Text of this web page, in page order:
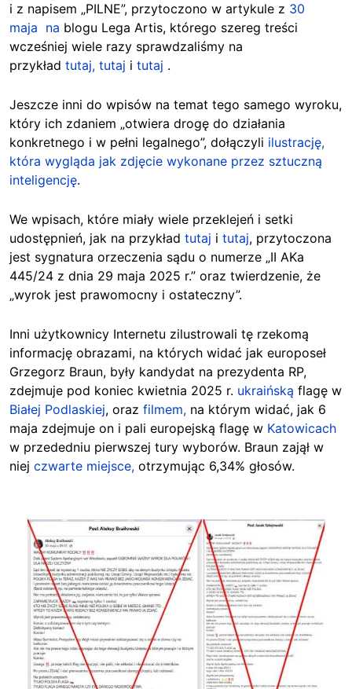
i z napisem „PILNE”, przytoczono w artykule z 30
maja na blogu Lega Artis, którego szereg treści
wcześniej wiele razy sprawdzaliśmy na
przykład tutaj, tutaj i tutaj .
Jeszcze inni do wpisów na temat tego samego wyroku,
który ich zdaniem „otwiera drogę do działania
konkretnego i w pełni legalnego”, dołączyli ilustrację,
która wygląda jak zdjęcie wykonane przez sztuczną
inteligencję.
We wpisach, które miały wiele przeklejeń i setki
udostępnień, jak na przykład tutaj i tutaj, przytoczona
jest sygnatura orzeczenia sądu o numerze „II AKa
445/24 z dnia 29 maja 2025 r.” oraz twierdzenie, że
„wyrok jest prawomocny i ostateczny”.
Inni użytkownicy Internetu zilustrowali tę rzekomą
informację obrazami, na których widać jak europoseł
Grzegorz Braun, były kandydat na prezydenta RP,
zdejmuje pod koniec kwietnia 2025 r. ukraińską flagę w
Białej Podlaskiej, oraz filmem, na którym widać, jak 6
maja zdejmuje on i pali europejską flagę w Katowicach
w przededniu pierwszej tury wyborów. Braun zajął w
niej czwarte miejsce, otrzymując 6,34% głosów.
Image